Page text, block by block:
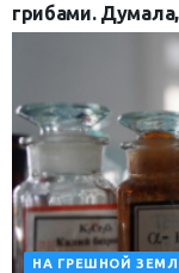
грибами.
НА ГРЕШНОЙ